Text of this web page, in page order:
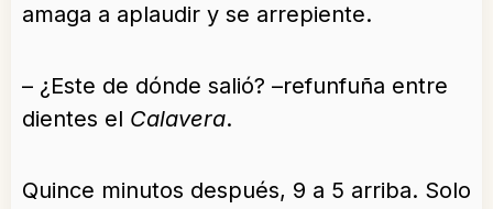
amaga a aplaudir y se arrepiente.
– ¿Este de dónde salió? –refunfuña entre
dientes el Calavera.
Quince minutos después, 9 a 5 arriba. Solo